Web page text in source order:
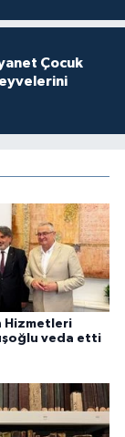
Çocuk
Hizmetleri
veda etti